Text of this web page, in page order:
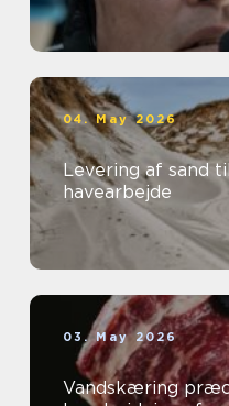
04. May 2026
Levering af sand
havearbejde
03. May 2026
Vandskæring præcis og skånsom